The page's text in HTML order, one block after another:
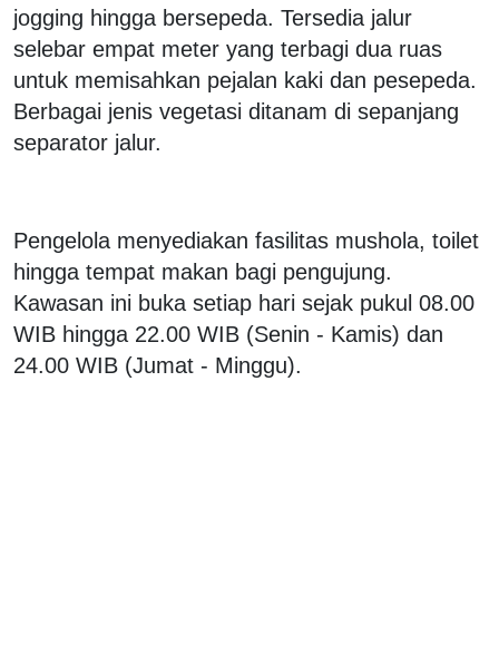
jogging hingga bersepeda. Tersedia jalur
selebar empat meter yang terbagi dua ruas
untuk memisahkan pejalan kaki dan pesepeda.
Berbagai jenis vegetasi ditanam di sepanjang
separator jalur.
Pengelola menyediakan fasilitas mushola, toilet
hingga tempat makan bagi pengujung.
Kawasan ini buka setiap hari sejak pukul 08.00
WIB hingga 22.00 WIB (Senin - Kamis) dan
24.00 WIB (Jumat - Minggu).